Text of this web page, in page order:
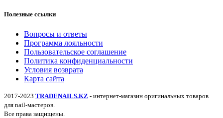
Полезные ссылки
Вопросы и ответы
Программа лояльности
Пользовательское соглашение
Политика конфиденциальности
Условия возврата
Карта сайта
2017-2023 TRADENAILS.KZ - интернет-магазин оригинальных товаров
для nail-мастеров.
Все права защищены.